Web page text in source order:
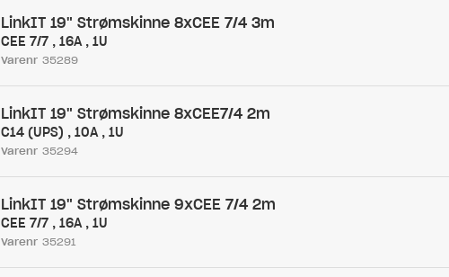
LinkIT 19" Strømskinne 8xCEE 7/4 3m
CEE 7/7 , 16A , 1U
Varenr 35289
LinkIT 19" Strømskinne 8xCEE7/4 2m
C14 (UPS) , 10A , 1U
Varenr 35294
LinkIT 19" Strømskinne 9xCEE 7/4 2m
CEE 7/7 , 16A , 1U
Varenr 35291